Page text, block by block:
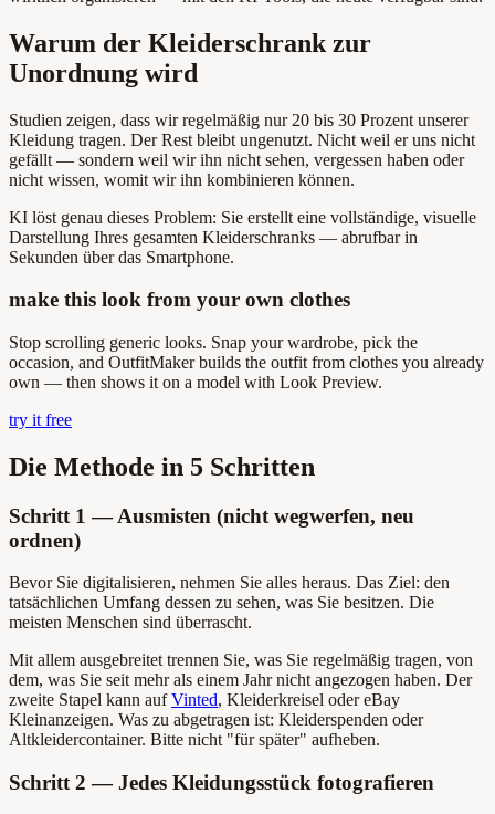
Warum der Kleiderschrank zur
Unordnung wird
Studien zeigen, dass wir regelmäßig nur 20 bis 30 Prozent unserer
Kleidung tragen. Der Rest bleibt ungenutzt. Nicht weil er uns nicht
gefällt — sondern weil wir ihn nicht sehen, vergessen haben oder
nicht wissen, womit wir ihn kombinieren können.
KI löst genau dieses Problem: Sie erstellt eine vollständige, visuelle
Darstellung Ihres gesamten Kleiderschranks — abrufbar in
Sekunden über das Smartphone.
make this look from your own clothes
Stop scrolling generic looks. Snap your wardrobe, pick the
occasion, and OutfitMaker builds the outfit from clothes you already
own — then shows it on a model with Look Preview.
try it free
Die Methode in 5 Schritten
Schritt 1 — Ausmisten (nicht wegwerfen, neu
ordnen)
Bevor Sie digitalisieren, nehmen Sie alles heraus. Das Ziel: den
tatsächlichen Umfang dessen zu sehen, was Sie besitzen. Die
meisten Menschen sind überrascht.
Mit allem ausgebreitet trennen Sie, was Sie regelmäßig tragen, von
dem, was Sie seit mehr als einem Jahr nicht angezogen haben. Der
zweite Stapel kann aufVinted, Kleiderkreisel oder eBay
Kleinanzeigen. Was zu abgetragen ist: Kleiderspenden oder
Altkleidercontainer. Bitte nicht "für später" aufheben.
Schritt 2 — Jedes Kleidungsstück fotografieren